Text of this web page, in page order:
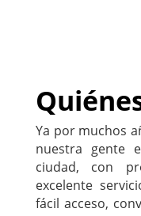
Ya por muchos
nuestra gente
ciudad, con
excelente
fácil acceso,